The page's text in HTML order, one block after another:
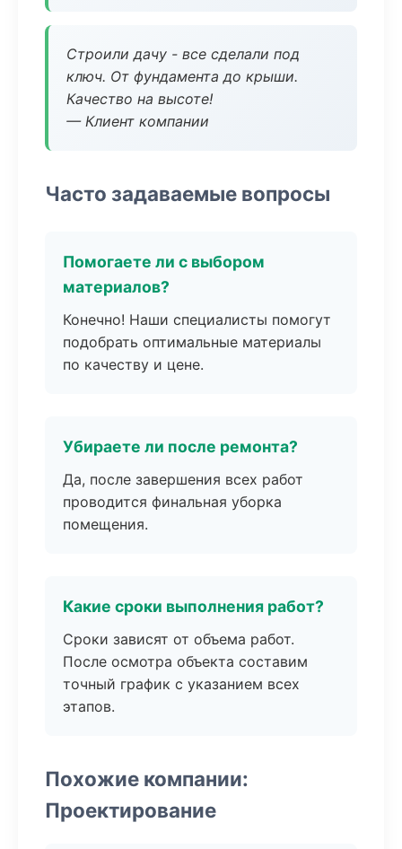
Строили дачу - все сделали под
ключ. От фундамента до крыши.
Качество на высоте!
— Клиент компании
Часто задаваемые вопросы
Помогаете ли с выбором
материалов?
Конечно! Наши специалисты помогут
подобрать оптимальные материалы
по качеству и цене.
Убираете ли после ремонта?
Да, после завершения всех работ
проводится финальная уборка
помещения.
Какие сроки выполнения работ?
Сроки зависят от объема работ.
После осмотра объекта составим
точный график с указанием всех
этапов.
Похожие компании:
Проектирование